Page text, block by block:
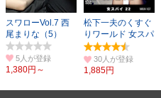
スワローVol.7 西
尾まりな（5）
5人
1,380円～
松下一夫のくすぐ
りワールド 女スパ
イ22
30人
1,885円